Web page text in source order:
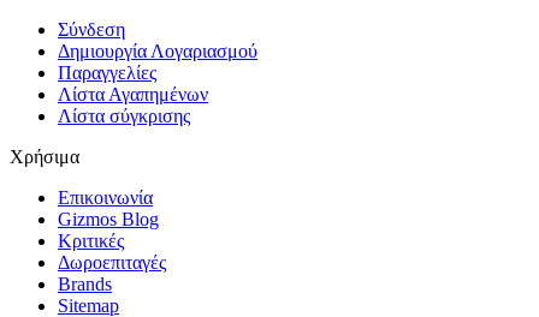
Σύνδεση
Δημιουργία Λογαριασμού
Παραγγελίες
Λίστα Αγαπημένων
Λίστα σύγκρισης
Χρήσιμα
Επικοινωνία
Gizmos Blog
Κριτικές
Δωροεπιταγές
Brands
Sitemap